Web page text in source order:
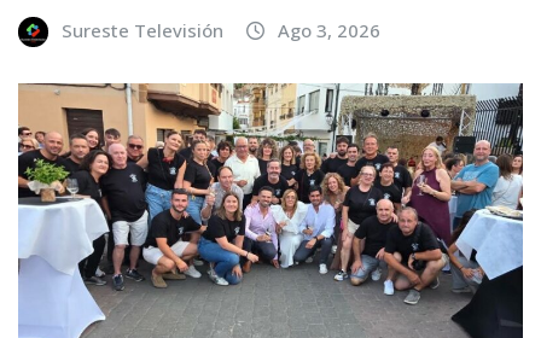
Sureste Televisión Ago 3, 2026